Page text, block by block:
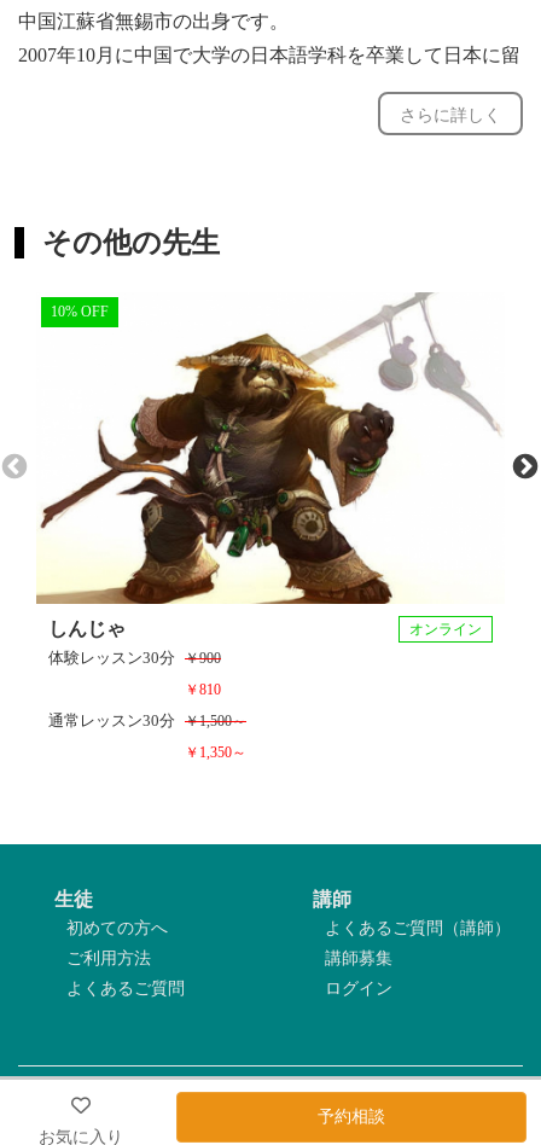
中国江蘇省無錫市の出身です。
2007年10月に中国で大学の日本語学科を卒業して日本に留
大阪府立大学大学院人間社会学研究科修士課程で滞日外国
大学時代から得意な分野は日中言語対照比較知識です。そ
れを活かして日本人に中国語を教えることが出好きです。
留学期間中、多数の語学教室で中国語レッスン、大手企業
（シャープなど）の中国駐在員赴任前の中国語研修レッス
ン、政府機関（入管局など）の職員の中国語研修レッスン
を教えた経験があります。
2011年に大学院卒業後、大阪市にある多言語翻訳・DTP・
印刷の会社に就職したのです。現在も会社員として中国語
翻訳校正関係の仕事をしています。
社会人になってから会社員でありながら平日の夜や土日休
日に語学教室に頼まれて中国語レッスン及び休日の専門学
校の中国語講座を教えに行ったりしています。
また、これからもより多様な場面と形で自分の日中両言語
文化の知識・スキル・経験を活かして日中両国の架け橋に
なればと存じます。
さらに詳しく
その他の先生
10% OFF
しんじゃ オンライン
体験レッスン30分
￥900
￥810
通常レッスン30分
￥1,500～
￥1,350～
お気に入り
予約相談
生徒
初めての方へ
ご利用方法
よくあるご質問
講師
よくあるご質問（講師）
講師募集
ログイン
プライバシーポリシー|特定商取引法表記|運営会社
Copyright©2026 トホゼロ All Rights Reserved.